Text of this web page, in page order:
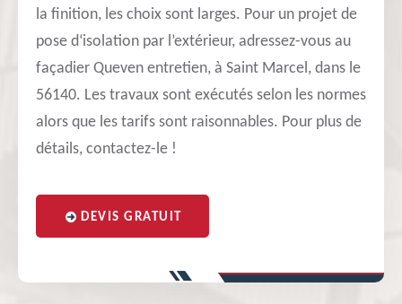
la finition, les choix sont larges. Pour un projet de
pose d‘isolation par l’extérieur, adressez-vous au
façadier Queven entretien, à Saint Marcel, dans le
56140. Les travaux sont exécutés selon les normes
alors que les tarifs sont raisonnables. Pour plus de
détails, contactez-le !
DEVIS GRATUIT